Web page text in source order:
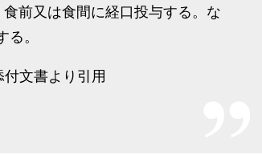
前又は食間に経口投与する。な
。
文書より引用